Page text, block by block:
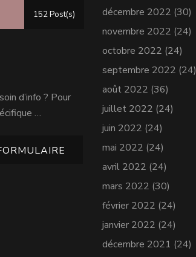
152 Post(s)
d’info ? Pour
…
décembre 2022 (30)
novembre 2022 (24)
octobre 2022 (24)
septembre 2022 (24)
août 2022 (36)
juillet 2022 (24)
juin 2022 (24)
mai 2022 (24)
avril 2022 (24)
mars 2022 (30)
février 2022 (24)
janvier 2022 (24)
décembre 2021 (24)